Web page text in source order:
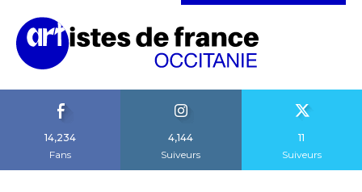
14,234
Fans
4,144
Suiveurs
11
Suiveurs